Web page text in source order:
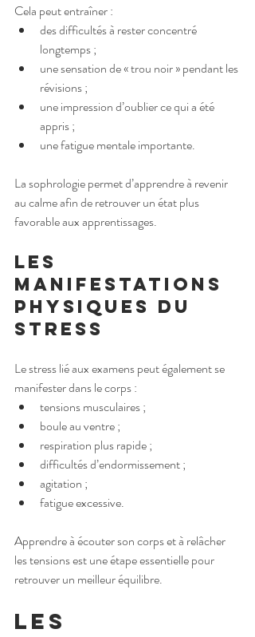
Cela peut entraîner :
des difficultés à rester concentré
longtemps ;
une sensation de « trou noir » pendant les
révisions ;
une impression d’oublier ce qui a été
appris ;
une fatigue mentale importante.
La sophrologie permet d’apprendre à revenir
au calme afin de retrouver un état plus
favorable aux apprentissages.
Les
manifestations
physiques du
stress
Le stress lié aux examens peut également se
manifester dans le corps :
tensions musculaires ;
boule au ventre ;
respiration plus rapide ;
difficultés d’endormissement ;
agitation ;
fatigue excessive.
Apprendre à écouter son corps et à relâcher
les tensions est une étape essentielle pour
retrouver un meilleur équilibre.
Les